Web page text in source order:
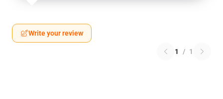
Write your review
1 / 1